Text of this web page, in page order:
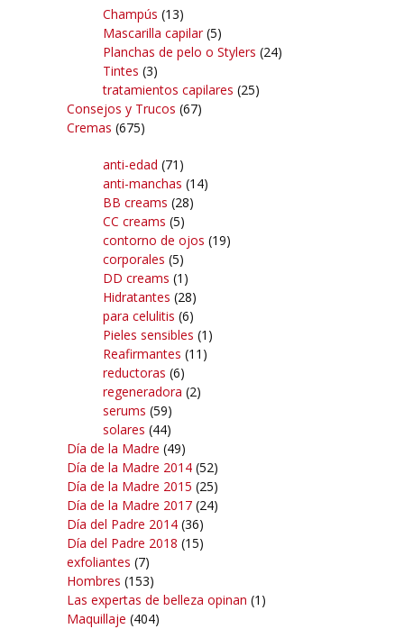
Champús (13)
Mascarilla capilar(5)
Planchas de pelo o Stylers (24)
Tintes (3)
tratamientos capilares (25)
Consejos y Trucos (67)
Cremas (675)
anti-edad (71)
anti-manchas (14)
BB creams (28)
CC creams (5)
contorno de ojos (19)
corporales (5)
DD creams (1)
Hidratantes (28)
para celulitis (6)
Pieles sensibles (1)
Reafirmantes (11)
reductoras (6)
regeneradora (2)
serums (59)
solares (44)
Día de la Madre (49)
Día de la Madre 2014 (52)
Día de la Madre 2015 (25)
Día de la Madre 2017 (24)
Día del Padre 2014 (36)
Día del Padre 2018 (15)
exfoliantes (7)
Hombres (153)
Las expertas de belleza opinan (1)
Maquillaje (404)